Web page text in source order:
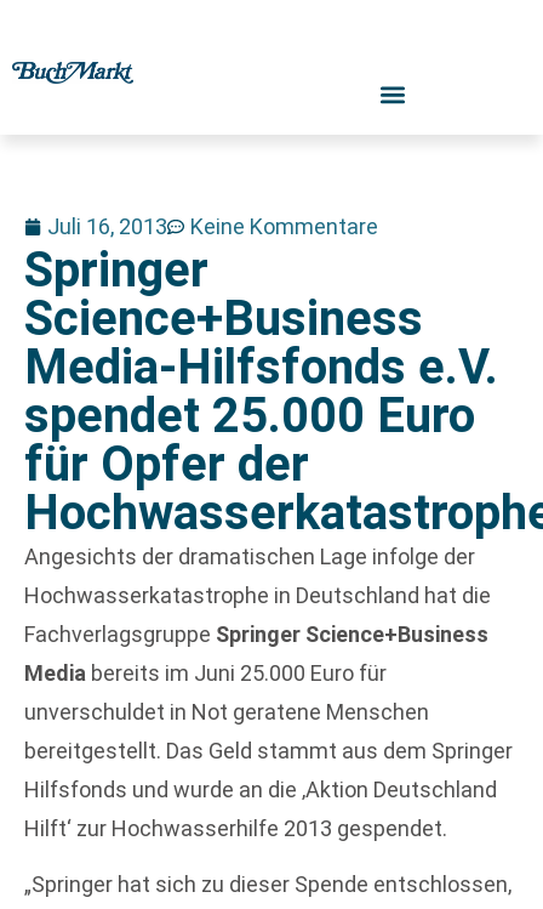
Juli 16, 2013 Keine Kommentare
Springer
Science+Business
Media-Hilfsfonds e.V.
spendet 25.000 Euro
für Opfer der
Angesichts der dramatischen Lage infolge der
Hochwasserkatastrophe in Deutschland hat die
Fachverlagsgruppe Springer Science+Business
Media bereits im Juni 25.000 Euro für
unverschuldet in Not geratene Menschen
bereitgestellt. Das Geld stammt aus dem Springer
Hilfsfonds und wurde an die ‚Aktion Deutschland
Hilft‘ zur Hochwasserhilfe 2013 gespendet.
„Springer hat sich zu dieser Spende entschlossen,